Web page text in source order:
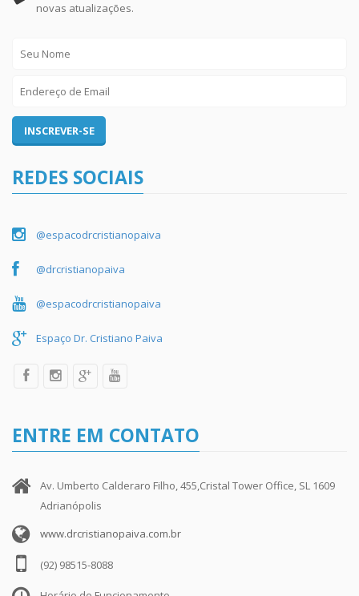
novas atualizações.
REDES SOCIAIS
@espacodrcristianopaiva
@drcristianopaiva
@espacodrcristianopaiva
Espaço Dr. Cristiano Paiva
ENTRE EM CONTATO
Av. Umberto Calderaro Filho, 455,Cristal Tower Office, SL 1609
Adrianópolis
www.drcristianopaiva.com.br
(92) 98515-8088